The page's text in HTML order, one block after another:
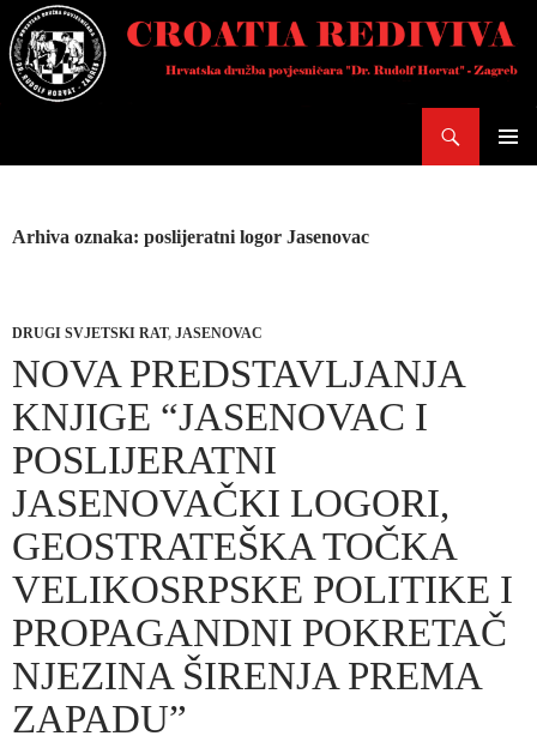
Skoči
do
sadržaja
Arhiva oznaka: poslijeratni logor Jasenovac
DRUGI SVJETSKI RAT, JASENOVAC
NOVA PREDSTAVLJANJA
KNJIGE “JASENOVAC I
POSLIJERATNI
JASENOVAČKI LOGORI,
GEOSTRATEŠKA TOČKA
VELIKOSRPSKE POLITIKE I
PROPAGANDNI POKRETAČ
NJEZINA ŠIRENJA PREMA
ZAPADU”